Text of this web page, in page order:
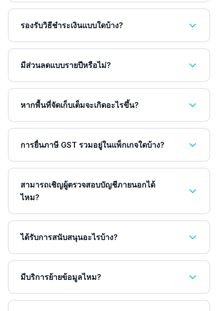
รองรับวิธีชำระเงินแบบใดบ้าง?
มีส่วนลดแบบรายปีหรือไม่?
หากพื้นที่จัดเก็บเต็มจะเกิดอะไรขึ้น?
การยื่นภาษี GST รวมอยู่ในแพ็กเกจใดบ้าง?
สามารถเชิญผู้ตรวจสอบบัญชีภายนอกได้
ไหม?
ได้รับการสนับสนุนอะไรบ้าง?
มีบริการย้ายข้อมูลไหม?